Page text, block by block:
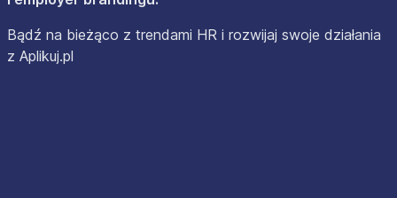
Bądź na bieżąco z trendami HR i rozwijaj swoje działania
z Aplikuj.pl